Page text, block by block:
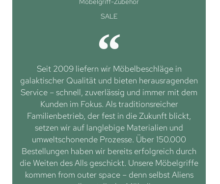
SALE
Seit 2009 liefern wir Möbelbeschläge in
galaktischer Qualität und bieten herausragenden
Service – schnell, zuverlässig und immer mit dem
Kunden im Fokus. Als traditionsreicher
Familienbetrieb, der fest in die Zukunft blickt,
setzen wir auf langlebige Materialien und
umweltschonende Prozesse. Über 150.000
Bestellungen haben wir bereits erfolgreich durch
die Weiten des Alls geschickt. Unsere Möbelgriffe
kommen from outer space – denn selbst Aliens